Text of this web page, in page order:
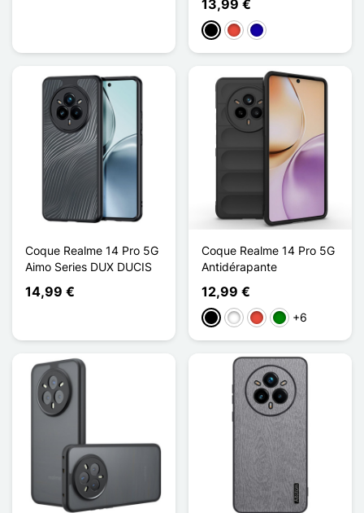
13,99 €
NegroRojoAzul oscuro
Coque Realme 14 Pro 5G
Aimo Series DUX DUCIS
14,99 €
Coque Realme 14 Pro 5G
Antidérapante
12,99 €
NegroBlancoRojoVerde
+6